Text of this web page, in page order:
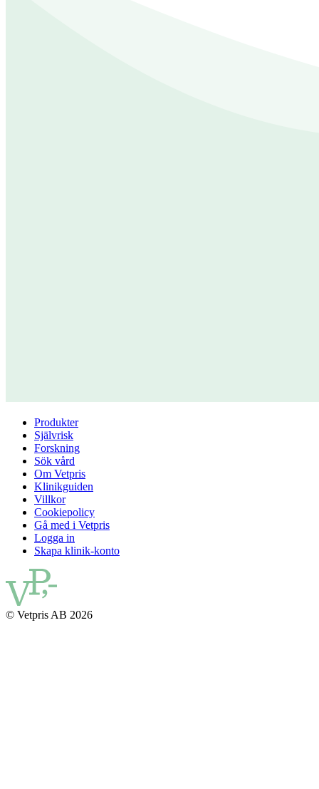
Produkter
Självrisk
Forskning
Sök vård
Om Vetpris
Klinikguiden
Villkor
Cookiepolicy
Gå med i Vetpris
Logga in
Skapa klinik-konto
© Vetpris AB 2026